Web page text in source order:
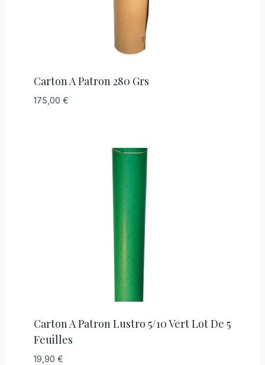
Carton A Patron 280 Grs
175,00 €
Carton A Patron Lustro 5/10 Vert Lot De 5
Feuilles
19,90 €